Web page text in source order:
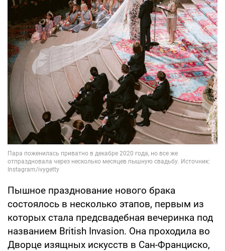
Пышное празднование нового брака
состоялось в несколько этапов, первым из
которых стала предсвадебная вечеринка под
названием British Invasion. Она проходила во
Дворце изящных искусств в Сан-Франциско,